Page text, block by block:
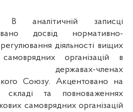
В аналітичній записці
досвід нормативно-
діяльності вищих
організацій в
державах-членах
Союзу. Акцентовано на
складі та повноваженнях
самоврядних організацій